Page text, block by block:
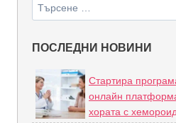
ПОСЛЕДНИ НОВИНИ
Стартира
онлайн
хората с